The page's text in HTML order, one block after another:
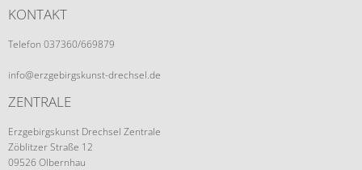
KONTAKT
Telefon 037360/669879
info@erzgebirgskunst-drechsel.de
ZENTRALE
Erzgebirgskunst Drechsel Zentrale
Zöblitzer Straße 12
09526 Olbernhau